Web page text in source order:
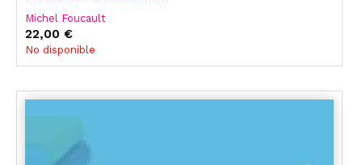
Michel Foucault
22,00 €
No disponible